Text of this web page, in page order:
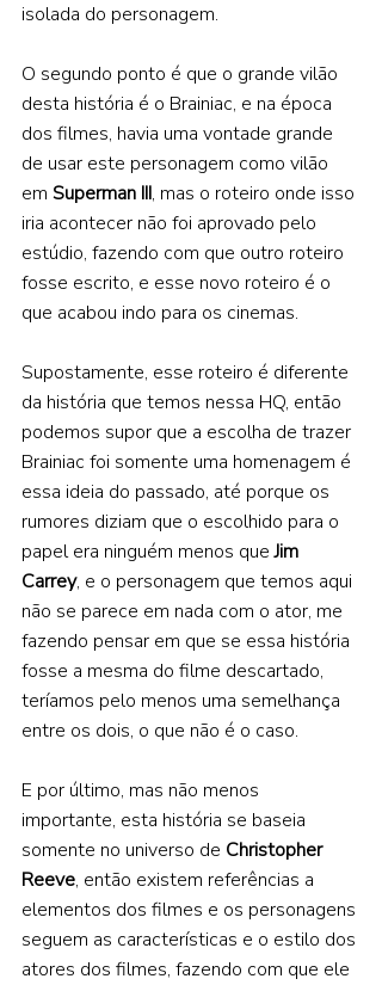
isolada do personagem.
O segundo ponto é que o grande vilão
desta história é o Brainiac, e na época
dos filmes, havia uma vontade grande
de usar este personagem como vilão
em Superman III, mas o roteiro onde isso
iria acontecer não foi aprovado pelo
estúdio, fazendo com que outro roteiro
fosse escrito, e esse novo roteiro é o
que acabou indo para os cinemas.
Supostamente, esse roteiro é diferente
da história que temos nessa HQ, então
podemos supor que a escolha de trazer
Brainiac foi somente uma homenagem é
essa ideia do passado, até porque os
rumores diziam que o escolhido para o
papel era ninguém menos que Jim
Carrey, e o personagem que temos aqui
não se parece em nada com o ator, me
fazendo pensar em que se essa história
fosse a mesma do filme descartado,
teríamos pelo menos uma semelhança
entre os dois, o que não é o caso.
E por último, mas não menos
importante, esta história se baseia
somente no universo de Christopher
Reeve, então existem referências a
elementos dos filmes e os personagens
seguem as características e o estilo dos
atores dos filmes, fazendo com que ele